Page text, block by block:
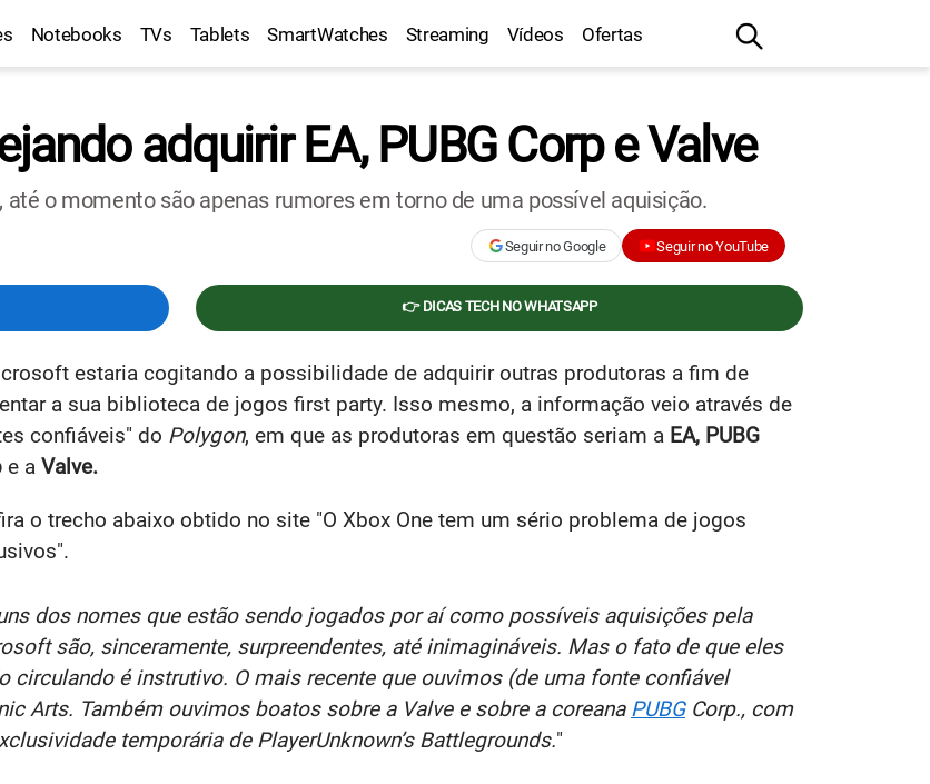
Notebooks TVs Tablets SmartWatches Streaming Vídeos Ofertas
adquirir EA, PUBG Corp e Valve
o momento são apenas rumores em torno de uma possível aquisição.
Seguir no Google Seguir no YouTube
👉 DICAS TECH NO WHATSAPP
estaria cogitando a possibilidade de adquirir outras produtoras a fim de
a sua biblioteca de jogos first party. Isso mesmo, a informação veio através de
confiáveis" do Polygon, em que as produtoras em questão seriam a EA, PUBG
e a Valve.
o trecho abaixo obtido no site "O Xbox One tem um sério problema de jogos
dos nomes que estão sendo jogados por aí como possíveis aquisições pela
são, sinceramente, surpreendentes, até inimagináveis. Mas o fato de que eles
circulando é instrutivo. O mais recente que ouvimos (de uma fonte confiável
Arts. Também ouvimos boatos sobre a Valve e sobre a coreana PUBGCorp., com
temporária de PlayerUnknown’s Battlegrounds."